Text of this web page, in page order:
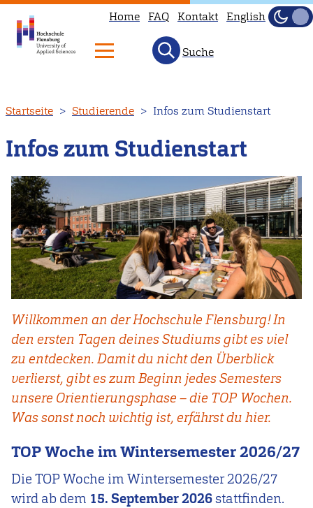
zum
Inhalt
Home FAQ Kontakt English
Hell
Suche
Startseite Studierende Infos zum Studienstart
Infos zum Studienstart
Willkommen an der Hochschule Flensburg! In
den ersten Tagen deines Studiums gibt es viel
zu entdecken. Damit du nicht den Überblick
verlierst, gibt es zum Beginn jedes Semesters
unsere Orientierungsphase – die TOP Wochen.
Was sonst noch wichtig ist, erfährst du hier.
TOP Woche im Wintersemester 2026/27
Die TOP Woche im Wintersemester 2026/27
wird ab dem 15. September 2026stattfinden.